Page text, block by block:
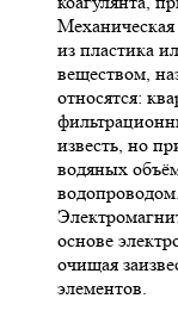
из пластика
веществом,
относятся:
известь, но
водяных
водопроводом.
основе
очищая
элементов.